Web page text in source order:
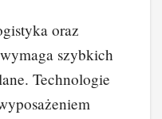
oraz
szybkich
Technologie